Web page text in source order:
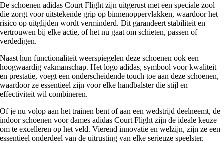
De schoenen adidas Court Flight zijn uitgerust met een speciale zool
die zorgt voor uitstekende grip op binnenoppervlakken, waardoor het
risico op uitglijden wordt verminderd. Dit garandeert stabiliteit en
vertrouwen bij elke actie, of het nu gaat om schieten, passen of
verdedigen.
Naast hun functionaliteit weerspiegelen deze schoenen ook een
hoogwaardig vakmanschap. Het logo adidas, symbool voor kwaliteit
en prestatie, voegt een onderscheidende touch toe aan deze schoenen,
waardoor ze essentieel zijn voor elke handbalster die stijl en
effectiviteit wil combineren.
Of je nu volop aan het trainen bent of aan een wedstrijd deelneemt, de
indoor schoenen voor dames adidas Court Flight zijn de ideale keuze
om te excelleren op het veld. Vierend innovatie en welzijn, zijn ze een
essentieel onderdeel van de uitrusting van elke serieuze speelster.